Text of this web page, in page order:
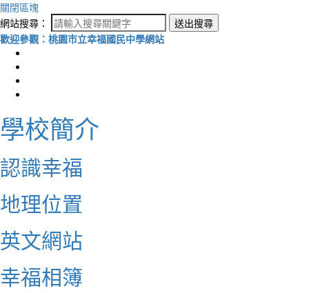
關閉區塊
網站搜尋：
送出搜尋
歡迎參觀：桃園市立幸福國民中學網站
學校簡介
認識幸福
地理位置
英文網站
幸福相簿